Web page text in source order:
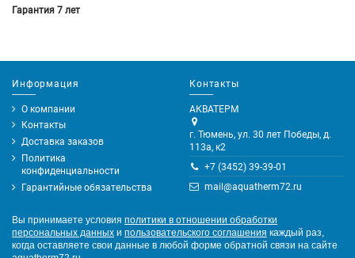
Гарантия 7 лет
Информация
О компании
Контакты
Доставка заказов
Политика
конфиденциальности
Гарантийные обязательства
Контакты
АКВАТЕРМ
г. Тюмень, ул. 30 лет Победы, д.
113а, к2
+7 (3452) 39-39-01
mail@aquatherm72.ru
Вы принимаете условия политики в отношении обработки
персональных данных и пользовательского соглашения каждый раз,
когда оставляете свои данные в любой форме обратной связи на сайте